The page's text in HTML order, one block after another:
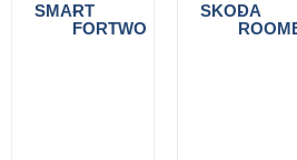
SMART
-
FORTWO
SKODA
-